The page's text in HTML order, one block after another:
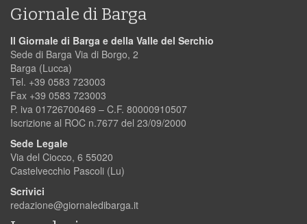
Giornale di Barga
Il Giornale di Barga e della Valle del Serchio
Sede di Barga Via di Borgo, 2
Barga (Lucca)
Tel. +39 0583 723003
Fax +39 0583 723003
P. iva 01726700469 – C.F. 80000910507
Iscrizione al ROC n.7677 del 23/09/2000
Sede Legale
Via del Ciocco, 6 55020
Castelvecchio Pascoli (Lu)
Scrivici
redazione@giornaledibarga.it